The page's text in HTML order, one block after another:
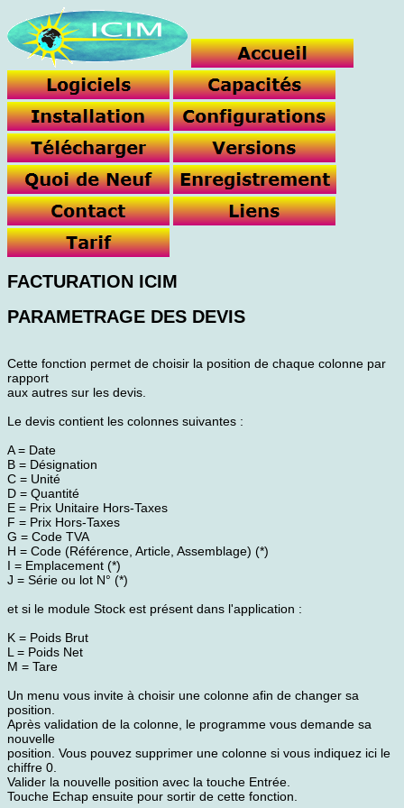
FACTURATION ICIM
PARAMETRAGE DES DEVIS
Cette fonction permet de choisir la position de chaque colonne par
rapport
aux autres sur les devis.
Le devis contient les colonnes suivantes :
A = Date
B = Désignation
C = Unité
D = Quantité
E = Prix Unitaire Hors-Taxes
F = Prix Hors-Taxes
G = Code TVA
H = Code (Référence, Article, Assemblage) (*)
I = Emplacement (*)
J = Série ou lot N° (*)
et si le module Stock est présent dans l'application :
K = Poids Brut
L = Poids Net
M = Tare
Un menu vous invite à choisir une colonne afin de changer sa
position.
Après validation de la colonne, le programme vous demande sa
nouvelle
position. Vous pouvez supprimer une colonne si vous indiquez ici le
chiffre 0.
Valider la nouvelle position avec la touche Entrée.
Touche Echap ensuite pour sortir de cette fonction.